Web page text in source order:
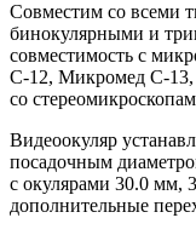
Совместим со всеми
бинокулярными и
совместимость с
С-12, Микромед С-
со
Видеоокуляр
посадочным
c окулярами 30.0 мм,
дополнительные